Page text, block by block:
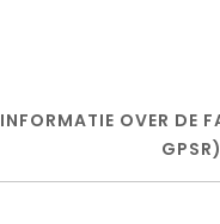
INFORMATIE OVER DE
GPSR)